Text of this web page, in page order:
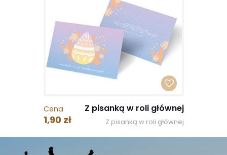
Cena
1,90 zł
Z pisanką w roli głównej
Z pisanką w roli głównej